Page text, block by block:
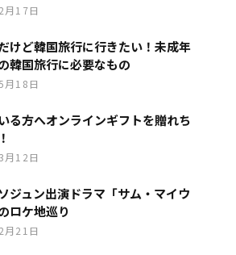
月17日
けど韓国旅行に行きたい！未成年
韓国旅行に必要なもの
月18日
る方へオンラインギフトを贈れち
月12日
ジュン出演ドラマ「サム・マイウ
ロケ地巡り
月21日